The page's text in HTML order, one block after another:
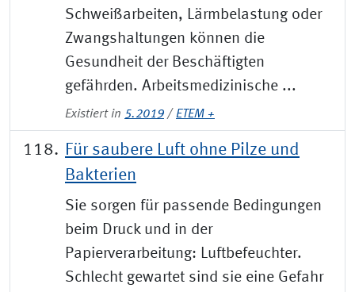
Schweißarbeiten, Lärmbelastung oder
Zwangshaltungen können die
Gesundheit der Beschäftigten
gefährden. Arbeitsmedizinische ...
Existiert in 5.2019 / ETEM +
Für saubere Luft ohne Pilze und
Bakterien
Sie sorgen für passende Bedingungen
beim Druck und in der
Papierverarbeitung: Luftbefeuchter.
Schlecht gewartet sind sie eine Gefahr